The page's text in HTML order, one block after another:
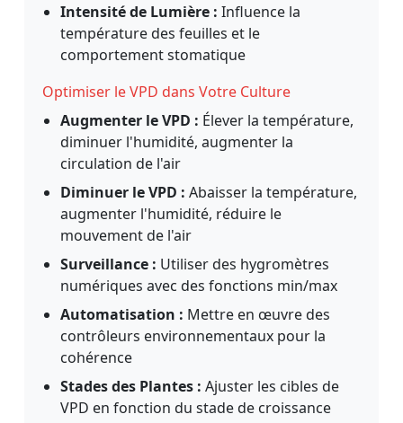
Intensité de Lumière : Influence la
température des feuilles et le
comportement stomatique
Optimiser le VPD dans Votre Culture
Augmenter le VPD : Élever la température,
diminuer l'humidité, augmenter la
circulation de l'air
Diminuer le VPD : Abaisser la température,
augmenter l'humidité, réduire le
mouvement de l'air
Surveillance : Utiliser des hygromètres
numériques avec des fonctions min/max
Automatisation : Mettre en œuvre des
contrôleurs environnementaux pour la
cohérence
Stades des Plantes : Ajuster les cibles de
VPD en fonction du stade de croissance